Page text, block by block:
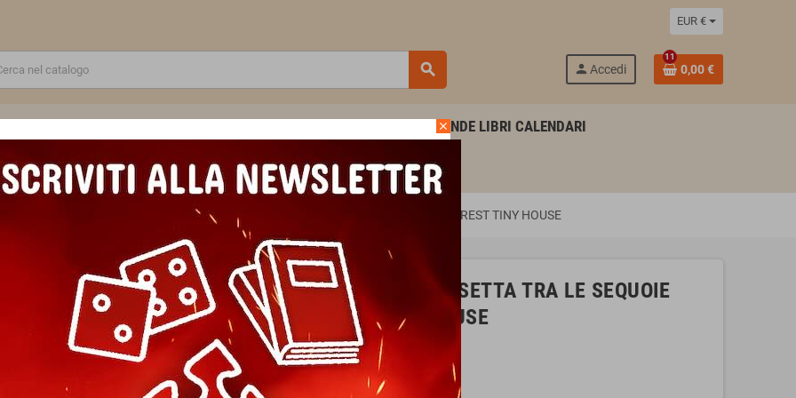
EUR €
search person Accedi
11
0,00 €
AGENDE LIBRI CALENDARI
SCUOLA E TEMPO LIBERO
1000 PEZZI ravensburger CASETTA TRA LE SEQUOIE originale REDWOOD FOREST TINY HOUSE
PUZZLE 1000 PEZZI ravensburger CASETTA TRA LE SEQUOIE
originale REDWOOD FOREST TINY HOUSE
Marca
Ravensburger
Riferimento
4005555006343
In magazzino
2 Articoli
close